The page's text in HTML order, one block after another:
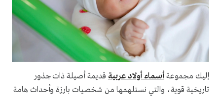
إليك مجموعةأسماء أولاد عربية قديمة أصيلة ذات جذور
تاريخية قوية، والتي نستلهمها من شخصيات بارزة وأحداث هامة